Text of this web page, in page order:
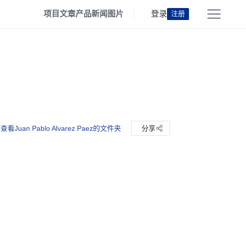
项目文章产品新闻 图片 登录 注册
查看Juan Pablo Alvarez Paez的文件夹 分享